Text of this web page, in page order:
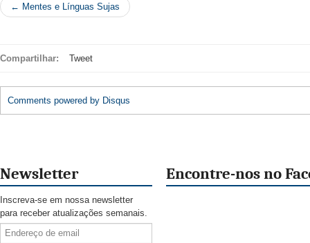
← Mentes e Línguas Sujas
Compartilhar: Tweet
Comments powered by Disqus
Newsletter
Inscreva-se em nossa newsletter
para receber atualizações semanais.
Encontre-nos no